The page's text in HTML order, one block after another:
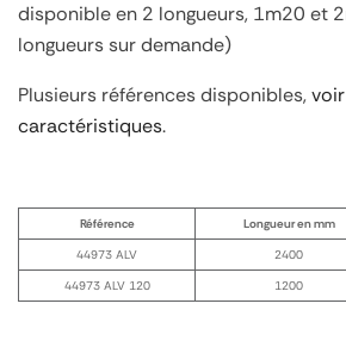
disponible en 2 longueurs, 1m20 et
longueurs sur demande)
Plusieurs références disponibles,
caractéristiques.
Référence Longueur en mm
44973 ALV
2400
44973 ALV 120
1200